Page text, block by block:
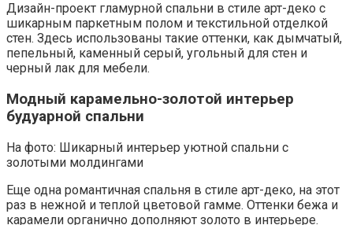
Дизайн-проект гламурной спальни в стиле арт-деко с
шикарным паркетным полом и текстильной отделкой
стен. Здесь использованы такие оттенки, как дымчатый,
пепельный, каменный серый, угольный для стен и
черный лак для мебели.
Модный карамельно-золотой интерьер
будуарной спальни
На фото: Шикарный интерьер уютной спальни с
золотыми молдингами
Еще одна романтичная спальня в стиле арт-деко, на этот
раз в нежной и теплой цветовой гамме. Оттенки бежа и
карамели органично дополняют золото в интерьере.